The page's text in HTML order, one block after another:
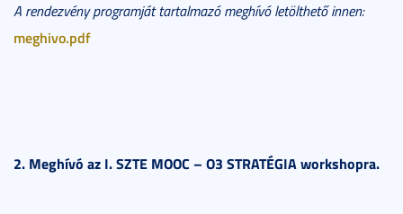
A rendezvény programját tartalmazó meghívó letölthető innen:
meghivo.pdf
2. Meghívó az I. SZTE MOOC – O3 STRATÉGIA workshopra.